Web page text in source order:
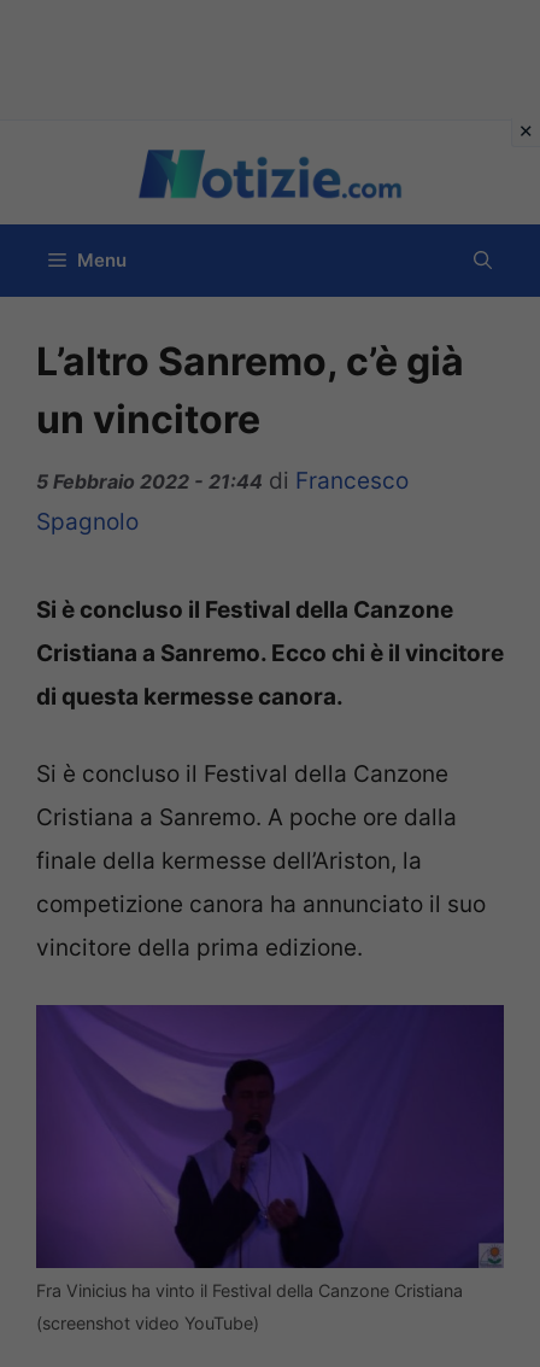
contenuto
Menu
L’altro Sanremo, c’è già
un vincitore
5 Febbraio 2022 - 21:44 di Francesco
Spagnolo
Si è concluso il Festival della Canzone
Cristiana a Sanremo. Ecco chi è il vincitore
di questa kermesse canora.
Si è concluso il Festival della Canzone
Cristiana a Sanremo. A poche ore dalla
finale della kermesse dell’Ariston, la
competizione canora ha annunciato il suo
vincitore della prima edizione.
Fra Vinicius ha vinto il Festival della Canzone Cristiana
(screenshot video YouTube)